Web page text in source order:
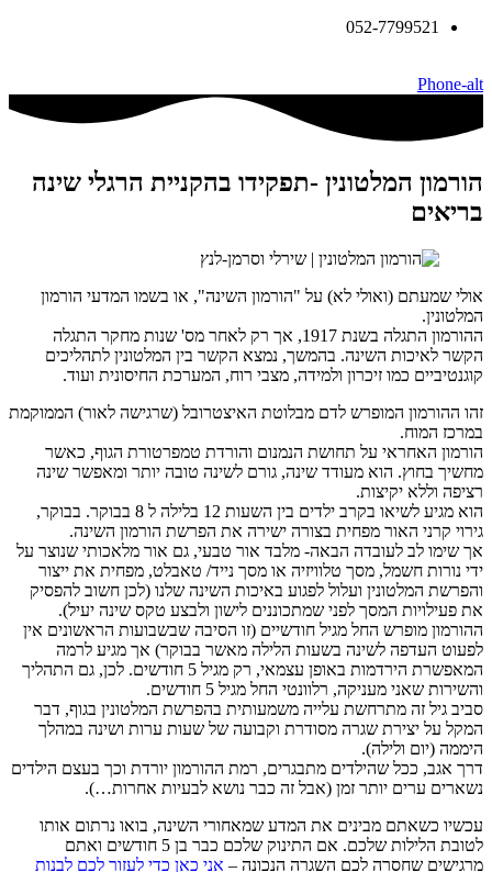
052-7799521
Phone-alt
הורמון המלטונין -תפקידו בהקניית הרגלי שינה
בריאים
אולי שמעתם (ואולי לא) על "הורמון השינה", או בשמו המדעי הורמון
המלטונין.
ההורמון התגלה בשנת 1917, אך רק לאחר מס' שנות מחקר התגלה
הקשר לאיכות השינה. בהמשך, נמצא הקשר בין המלטונין לתהליכים
קוגנטיביים כמו זיכרון ולמידה, מצבי רוח, המערכת החיסונית ועוד.
זהו ההורמון המופרש לדם מבלוטת האיצטרובל (שרגישה לאור) הממוקמת
במרכז המוח.
הורמון האחראי על תחושת הנמנום והורדת טמפרטורת הגוף, כאשר
מחשיך בחוץ. הוא מעודד שינה, גורם לשינה טובה יותר ומאפשר שינה
רציפה וללא יקיצות.
הוא מגיע לשיאו בקרב ילדים בין השעות 12 בלילה ל 8 בבוקר. בבוקר,
גירוי קרני האור מפחית בצורה ישירה את הפרשת הורמון השינה.
אך שימו לב לעובדה הבאה- מלבד אור טבעי, גם אור מלאכותי שנוצר על
ידי נורות חשמל, מסך טלוויזיה או מסך נייד/ טאבלט, מפחית את ייצור
והפרשת המלטונין ועלול לפגוע באיכות השינה שלנו (לכן חשוב להפסיק
את פעילויות המסך לפני שמתכוננים לישון ולבצע טקס שינה יעיל).
ההורמון מופרש החל מגיל חודשיים (זו הסיבה שבשבועות הראשונים אין
לפעוט העדפה לשינה בשעות הלילה מאשר בבוקר) אך מגיע לרמה
המאפשרת הירדמות באופן עצמאי, רק מגיל 5 חודשים. לכן, גם התהליך
והשירות שאני מעניקה, רלוונטי החל מגיל 5 חודשים.
סביב גיל זה מתרחשת עלייה משמעותית בהפרשת המלטונין בגוף, דבר
המקל על יצירת שגרה מסודרת וקבועה של שעות ערות ושינה במהלך
היממה (יום ולילה).
דרך אגב, ככל שהילדים מתבגרים, רמת ההורמון יורדת וכך בעצם הילדים
נשארים ערים יותר זמן (אבל זה כבר נושא לבעיות אחרות…).
עכשיו כשאתם מבינים את המדע שמאחורי השינה, בואו נרתום אותו
לטובת הלילות שלכם. אם התינוק שלכם כבר בן 5 חודשים ואתם
מרגישים שחסרה לכם השגרה הנכונה – אני כאן כדי לעזור לכם לבנות